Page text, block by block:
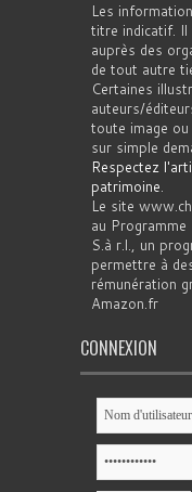
Les
titre indicatif. Il
auprès des
de tout autre
Certaines
auteurs/
toute image
sur simple
Respectez
patrimoine.
Le site
au Programme
S.à r.l., un
permettre à
rémunération
Amazon.fr
CONNEXION